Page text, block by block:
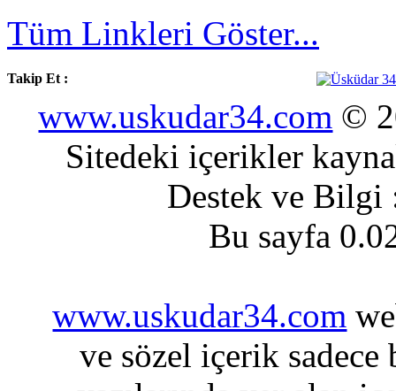
Tüm Linkleri Göster...
Takip Et :
www.uskudar34.com ©
Sitedeki içerikler
Destek ve
Bu sayfa
www.uskudar34.com
ve sözel içerik sadece